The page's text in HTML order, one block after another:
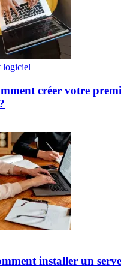
logiciel
créer votre
installer un